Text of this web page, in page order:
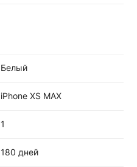
Белый
iPhone XS MAX
1
180 дней